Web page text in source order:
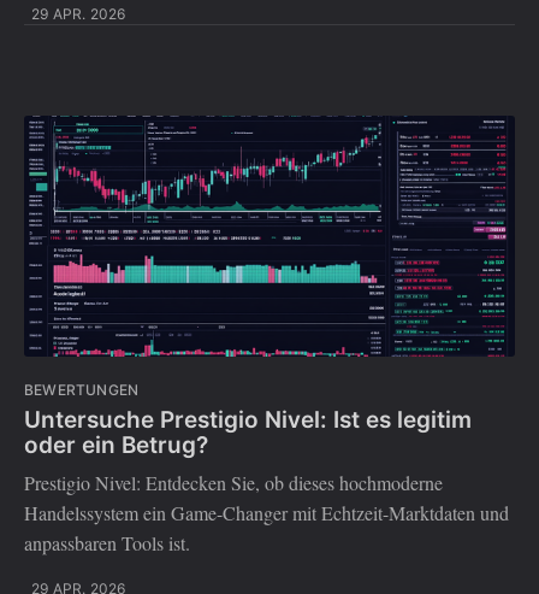
29 APR. 2026
BEWERTUNGEN
Untersuche Prestigio Nivel: Ist es legitim
oder ein Betrug?
Prestigio Nivel: Entdecken Sie, ob dieses hochmoderne
Handelssystem ein Game-Changer mit Echtzeit-Marktdaten und
anpassbaren Tools ist.
29 APR. 2026